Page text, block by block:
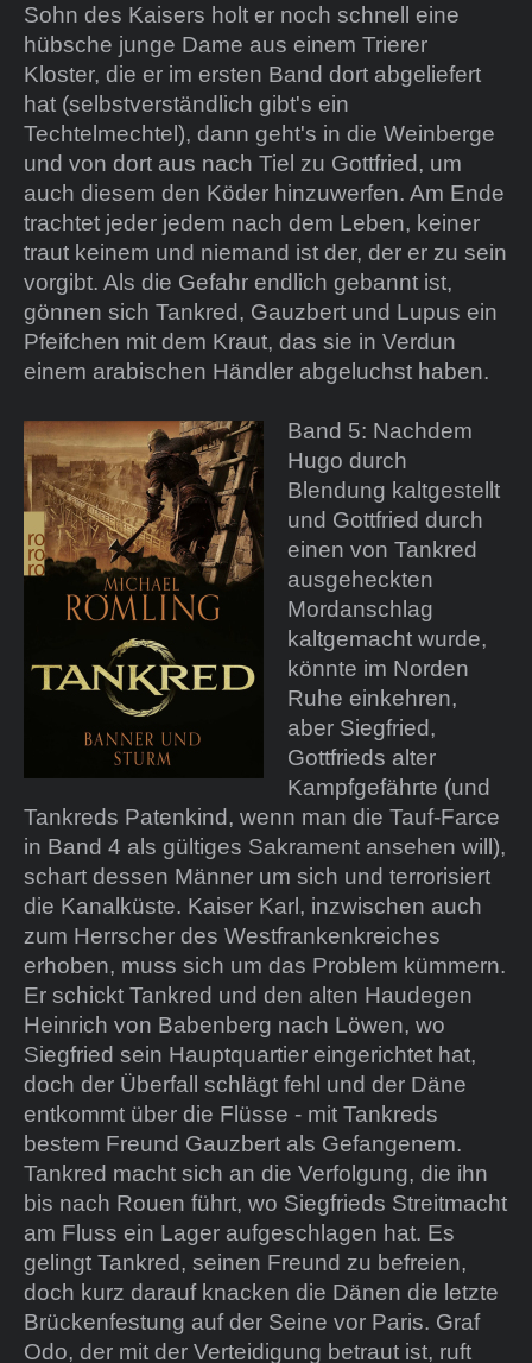
Sohn des Kaisers holt er noch schnell eine
hübsche junge Dame aus einem Trierer
Kloster, die er im ersten Band dort abgeliefert
hat (selbstverständlich gibt's ein
Techtelmechtel), dann geht's in die Weinberge
und von dort aus nach Tiel zu Gottfried, um
auch diesem den Köder hinzuwerfen. Am Ende
trachtet jeder jedem nach dem Leben, keiner
traut keinem und niemand ist der, der er zu sein
vorgibt. Als die Gefahr endlich gebannt ist,
gönnen sich Tankred, Gauzbert und Lupus ein
Pfeifchen mit dem Kraut, das sie in Verdun
einem arabischen Händler abgeluchst haben.
Band 5: Nachdem
Hugo durch
Blendung kaltgestellt
und Gottfried durch
einen von Tankred
ausgeheckten
Mordanschlag
kaltgemacht wurde,
könnte im Norden
Ruhe einkehren,
aber Siegfried,
Gottfrieds alter
Kampfgefährte (und
Tankreds Patenkind, wenn man die Tauf-Farce
in Band 4 als gültiges Sakrament ansehen will),
schart dessen Männer um sich und terrorisiert
die Kanalküste. Kaiser Karl, inzwischen auch
zum Herrscher des Westfrankenkreiches
erhoben, muss sich um das Problem kümmern.
Er schickt Tankred und den alten Haudegen
Heinrich von Babenberg nach Löwen, wo
Siegfried sein Hauptquartier eingerichtet hat,
doch der Überfall schlägt fehl und der Däne
entkommt über die Flüsse - mit Tankreds
bestem Freund Gauzbert als Gefangenem.
Tankred macht sich an die Verfolgung, die ihn
bis nach Rouen führt, wo Siegfrieds Streitmacht
am Fluss ein Lager aufgeschlagen hat. Es
gelingt Tankred, seinen Freund zu befreien,
doch kurz darauf knacken die Dänen die letzte
Brückenfestung auf der Seine vor Paris. Graf
Odo, der mit der Verteidigung betraut ist, ruft